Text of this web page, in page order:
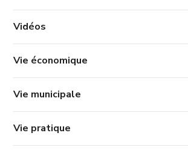
Vidéos
Vie économique
Vie municipale
Vie pratique